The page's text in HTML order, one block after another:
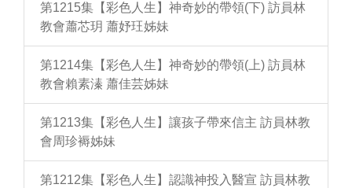
第1215集【彩色人生】神奇妙的帶領(下) 訪員林
教會蕭芯玥 蕭妤玨姊妹
第1214集【彩色人生】神奇妙的帶領(上) 訪員林
教會賴素溱 蕭佳芸姊妹
第1213集【彩色人生】讓孩子帶來信主 訪員林教
會周珍褥姊妹
第1212集【彩色人生】認識神投入醫宣 訪員林教